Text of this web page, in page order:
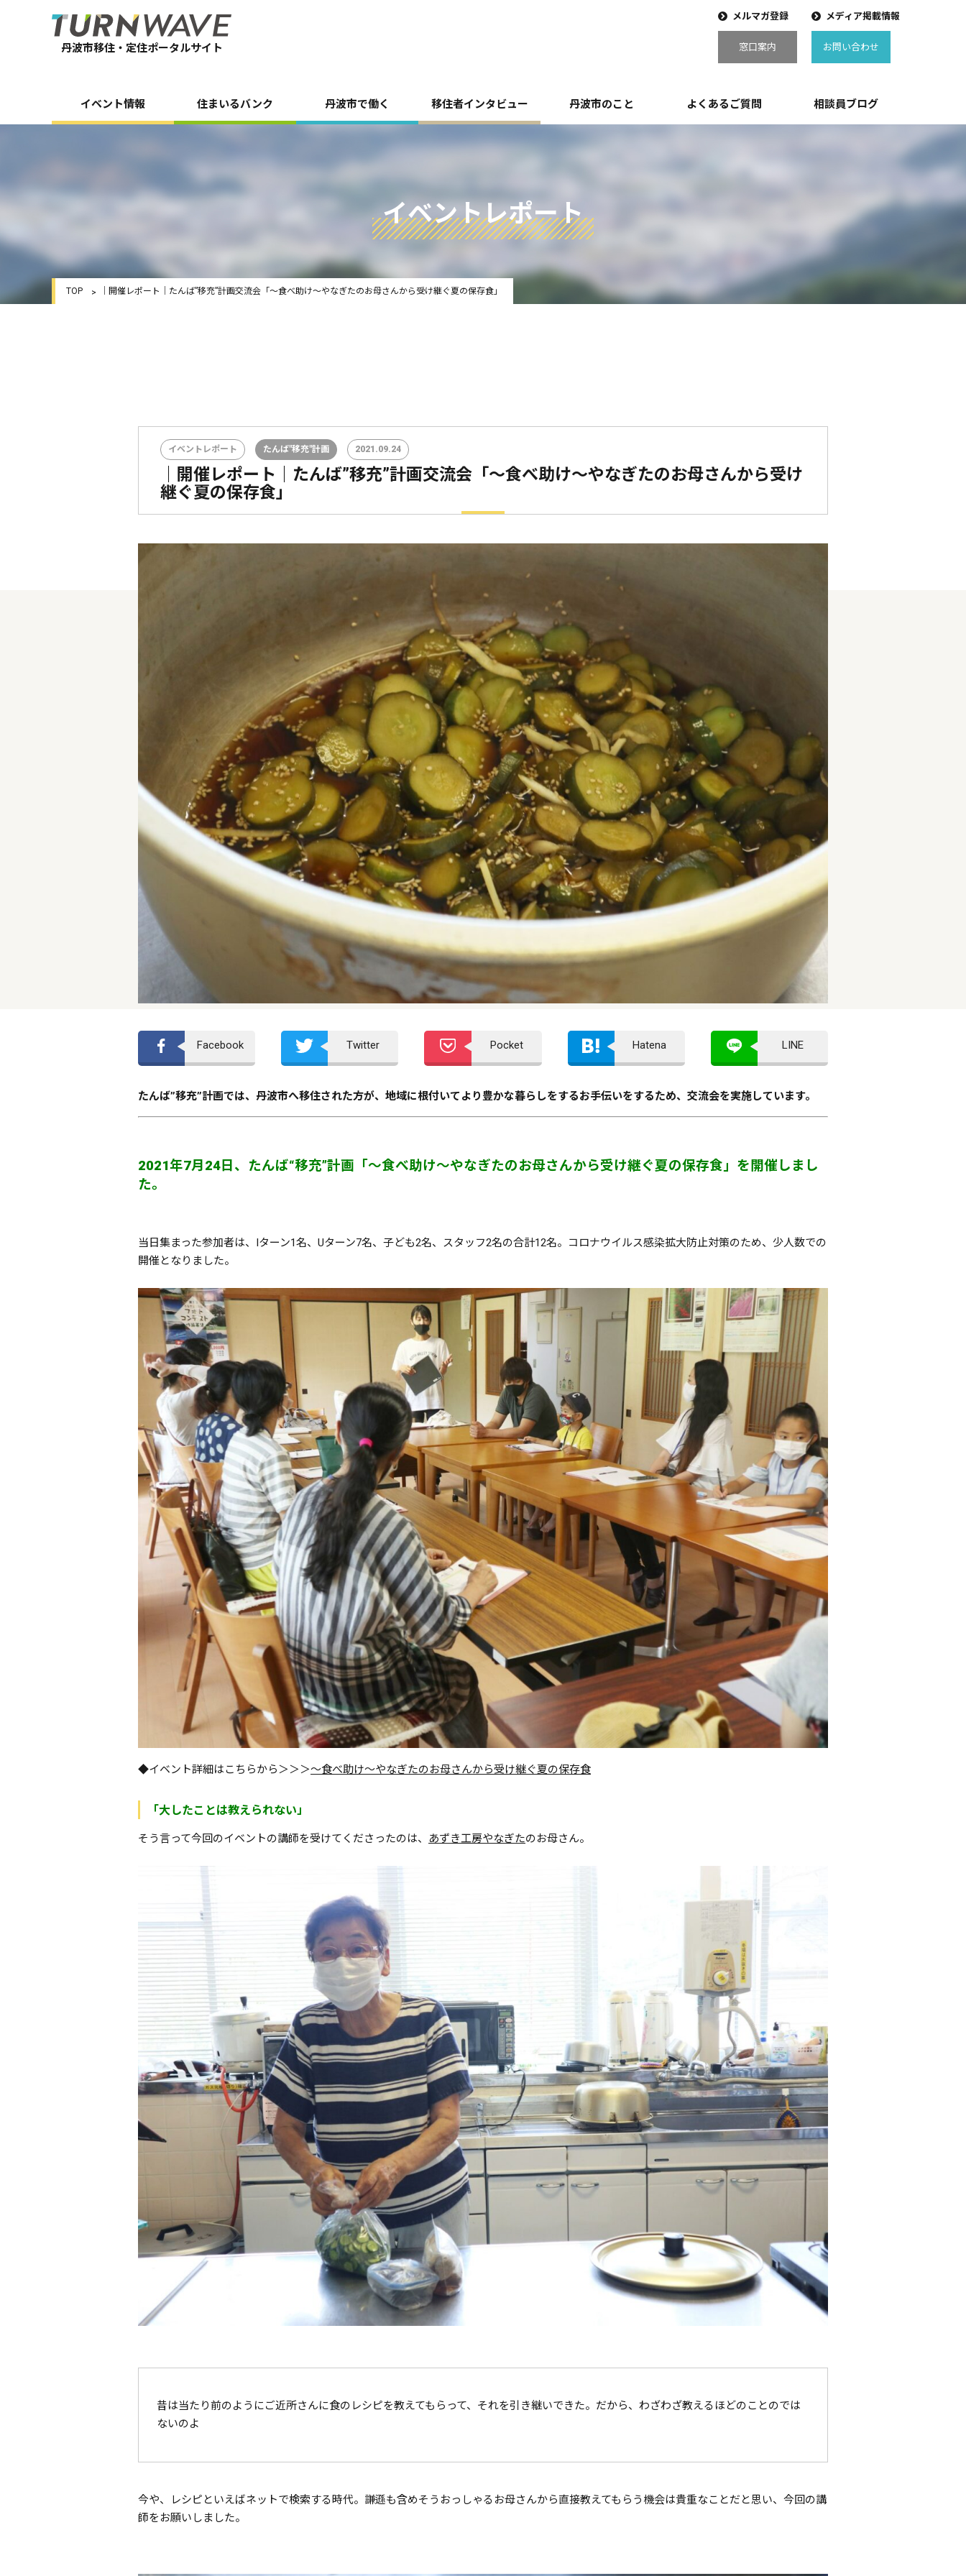
丹波市移住・定住ポータルサイト
メルマガ登録
窓口案内
メディア掲載情報
お問い合わせ
イベント情報 住まいるバンク 丹波市で働く 移住者インタビュー 丹波市のこと よくあるご質問 相談員ブログ
イベントレポート
TOP ｜開催レポート｜たんば”移充”計画交流会「～食べ助け～やなぎたのお母さんから受け継ぐ夏の保存食」
イベントレポート たんば"移充"計画 2021.09.24
｜開催レポート｜たんば”移充”計画交流会「～食べ助け～やなぎたのお母さんから受け
継ぐ夏の保存食」
Facebook Twitter Pocket Hatena LINE
たんば”移充”計画では、丹波市へ移住された方が、 地域に根付いてより豊かな暮らしをするお手伝いをするため、交流会を実施しています。
2021年7月24日、たんば“移充”計画「～食べ助け～やなぎたのお母さんから受け継ぐ夏の保存食」を開催しまし
た。
当日集まった参加者は、Iターン1名、Uターン7名、子ども2名、スタッフ2名の合計12名。コロナウイルス感染拡大防止対策のため、少人数での
開催となりました。
◆イベント詳細はこちらから＞＞＞～食べ助け～やなぎたのお母さんから受け継ぐ夏の保存食
「大したことは教えられない」
そう言って今回のイベントの講師を受けてくださったのは、 あずき工房やなぎたのお母さん。
昔は当たり前のようにご近所さんに食のレシピを教えてもらって、それを引き継いできた。だから、わざわざ教えるほどのことのでは
ないのよ
今や、レシピといえばネットで検索する時代。謙遜も含めそうおっしゃるお母さんから直接教えてもらう機会は貴重なことだと思い、今回の講
師をお願いしました。